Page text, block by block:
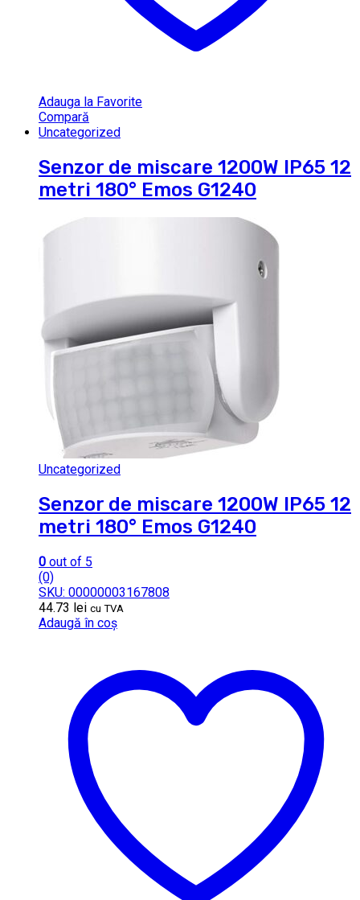
Adauga la Favorite
Compară
Uncategorized
Senzor de miscare 1200W IP65 12
metri 180° Emos G1240
Uncategorized
Senzor de miscare 1200W IP65 12
metri 180° Emos G1240
0 out of 5
(0)
SKU: 00000003167808
44.73 lei cu TVA
Adaugă în coș